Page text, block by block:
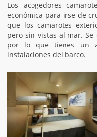
Los acogedores
económica para irse de
que los camarotes
pero sin vistas al mar.
por lo que tienes un
instalaciones del barco.